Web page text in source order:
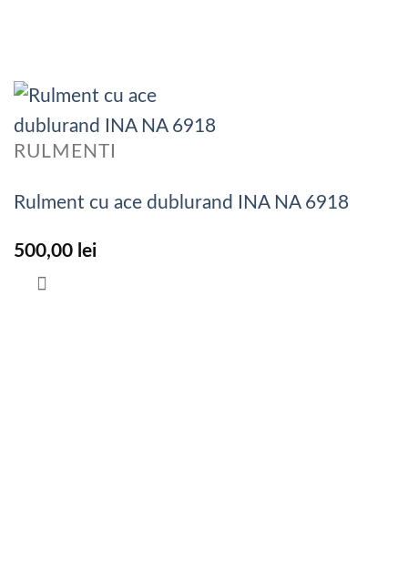
RULMENTI
Rulment cu ace dublurand INA NA 6918
500,00 lei